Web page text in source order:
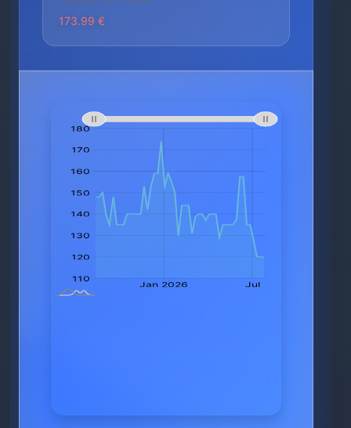
173.99 €